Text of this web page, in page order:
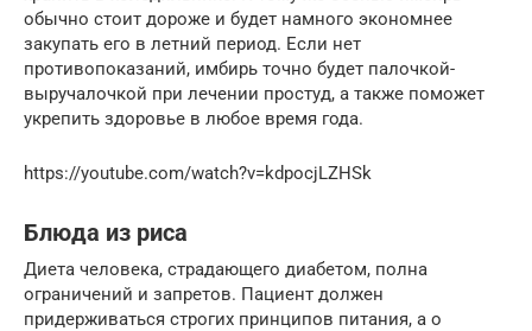
обычно стоит дороже и будет намного экономнее
закупать его в летний период. Если нет
противопоказаний, имбирь точно будет палочкой-
выручалочкой при лечении простуд, а также поможет
укрепить здоровье в любое время года.
https://youtube.com/watch?v=kdpocjLZHSk
Блюда из риса
Диета человека, страдающего диабетом, полна
ограничений и запретов. Пациент должен
придерживаться строгих принципов питания, а о